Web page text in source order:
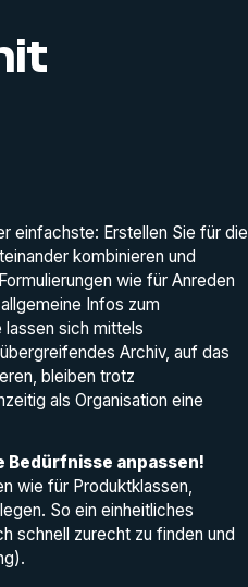
einfachste: Erstellen Sie für die
kombinieren und
wie für Anreden
Infos zum
lassen sich mittels
Archiv, auf das
bleiben trotz
als Organisation eine
Bedürfnisse anpassen!
wie für Produktklassen,
So ein einheitliches
schnell zurecht zu finden und